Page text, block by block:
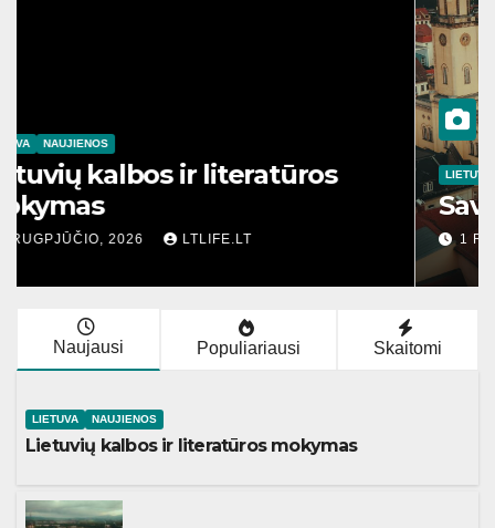
LIETUVA NAUJIENOS
Lietuvių kalbos ir literatūros
mokymas
2 RUGPJŪČIO, 2026 LTLIFE.LT
Naujausi Populiariausi Skaitomi
LIETUVA NAUJIENOS
Lietuvių kalbos ir literatūros mokymas